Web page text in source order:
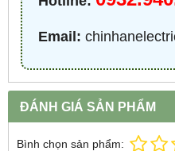
Email:
ĐÁNH GIÁ SẢN PHẨM
Bình chọn sản phẩm: